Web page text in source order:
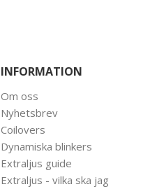
INFORMATION
Om oss
Nyhetsbrev
Coilovers
Dynamiska blinkers
Extraljus guide
Extraljus - vilka ska jag